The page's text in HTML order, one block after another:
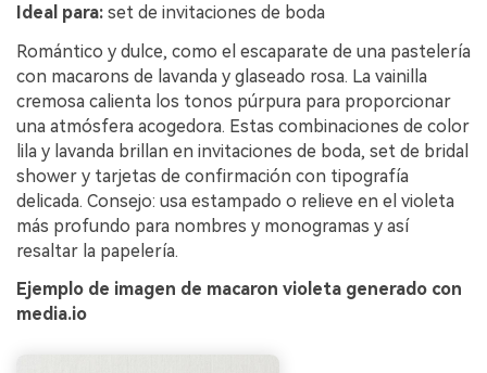
Ideal para: set de invitaciones de boda
Romántico y dulce, como el escaparate de una pastelería
con macarons de lavanda y glaseado rosa. La vainilla
cremosa calienta los tonos púrpura para proporcionar
una atmósfera acogedora. Estas combinaciones de color
lila y lavanda brillan en invitaciones de boda, set de bridal
shower y tarjetas de confirmación con tipografía
delicada. Consejo: usa estampado o relieve en el violeta
más profundo para nombres y monogramas y así
resaltar la papelería.
Ejemplo de imagen de macaron violeta generado con
media.io